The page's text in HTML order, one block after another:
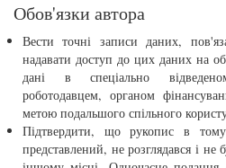
Обов'язки автора
Вести точні записи даних,
надавати доступ до цих даних на
дані в спеціально
роботодавцем, органом
метою подальшого спільного
Підтвердити, що рукопис в
представлений, не розглядався і не